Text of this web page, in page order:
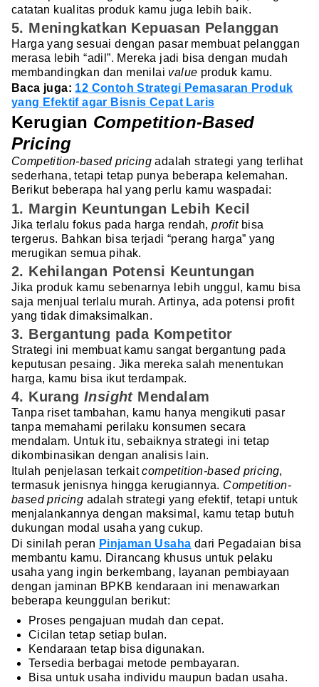
catatan kualitas produk kamu juga lebih baik.
5. Meningkatkan Kepuasan Pelanggan
Harga yang sesuai dengan pasar membuat pelanggan
merasa lebih “adil”. Mereka jadi bisa dengan mudah
membandingkan dan menilai value produk kamu.
Baca juga: 12 Contoh Strategi Pemasaran Produk
yang Efektif agar Bisnis Cepat Laris
Kerugian Competition-Based
Pricing
Competition-based pricingadalah strategi yang terlihat
sederhana, tetapi tetap punya beberapa kelemahan.
Berikut beberapa hal yang perlu kamu waspadai:
1. Margin Keuntungan Lebih Kecil
Jika terlalu fokus pada harga rendah,profit bisa
tergerus. Bahkan bisa terjadi “perang harga” yang
merugikan semua pihak.
2. Kehilangan Potensi Keuntungan
Jika produk kamu sebenarnya lebih unggul, kamu bisa
saja menjual terlalu murah. Artinya, ada potensi profit
yang tidak dimaksimalkan.
3. Bergantung pada Kompetitor
Strategi ini membuat kamu sangat bergantung pada
keputusan pesaing. Jika mereka salah menentukan
harga, kamu bisa ikut terdampak.
4. Kurang InsightMendalam
Tanpa riset tambahan, kamu hanya mengikuti pasar
tanpa memahami perilaku konsumen secara
mendalam. Untuk itu, sebaiknya strategi ini tetap
dikombinasikan dengan analisis lain.
Itulah penjelasan terkaitcompetition-based pricing,
termasuk jenisnya hingga kerugiannya. Competition-
based pricing adalah strategi yang efektif, tetapi untuk
menjalankannya dengan maksimal, kamu tetap butuh
dukungan modal usaha yang cukup.
Di sinilah peran Pinjaman Usaha dari Pegadaian bisa
membantu kamu. Dirancang khusus untuk pelaku
usaha yang ingin berkembang, layanan pembiayaan
dengan jaminan BPKB kendaraan ini menawarkan
beberapa keunggulan berikut:
Proses pengajuan mudah dan cepat.
Cicilan tetap setiap bulan.
Kendaraan tetap bisa digunakan.
Tersedia berbagai metode pembayaran.
Bisa untuk usaha individu maupun badan usaha.